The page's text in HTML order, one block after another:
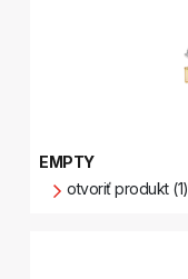
EMPTY
otvoriť produkt (1)